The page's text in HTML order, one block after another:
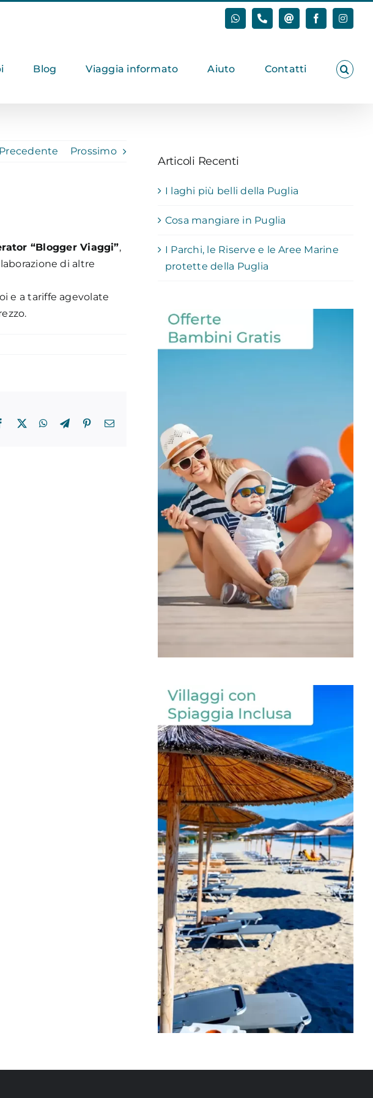
WhatsAppPhoneEmail Facebook
Blog Viaggia informato Aiuto Contatti
Precedente Prossimo
“Blogger Viaggi”,
di altre
e a tariffe agevolate
Facebook
X WhatsApp
TelegramPinterestEmail
Articoli Recenti
I laghi più belli della Puglia
Cosa mangiare in Puglia
I Parchi, le Riserve e le Aree Marine
protette della Puglia